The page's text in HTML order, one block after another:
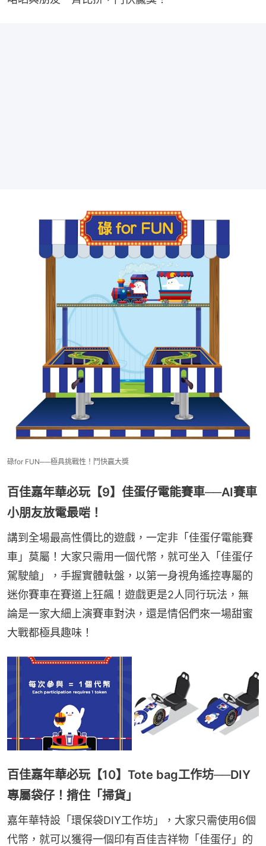
碌for FUN──極具挑戰性！鬥快贏大獎
百佳嘉年華必玩【9】佳蛋仔電能賽車──AI賽車
小朋友放電最啱！
講到全場最高性價比的遊戲，一定非「佳蛋仔電能賽
車」莫屬！大家只需用一個代幣，就可坐入「佳蛋仔
駕駛艙」，手握實體軚盤，以第一身視角遙控專屬的
迷你賽車在賽道上狂飆！遊戲更是2人同行玩法，無
論是一家大細上演賽車對決，還是情侶們來一場甜蜜
大戰都極具趣味！
百佳嘉年華必玩【10】Tote bag工作坊──DIY
專屬袋仔！揹住「掃貨」
嘉年華特設「環保袋DIY工作坊」，大家只需使用6個
代幣，就可以獲得一個印有百佳吉祥物「佳蛋仔」的